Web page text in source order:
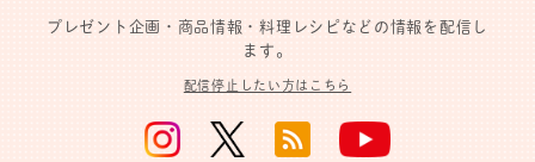
プレゼント企画・商品情報・料理レシピなどの情報を配信し
ます。
配信停止したい方はこちら